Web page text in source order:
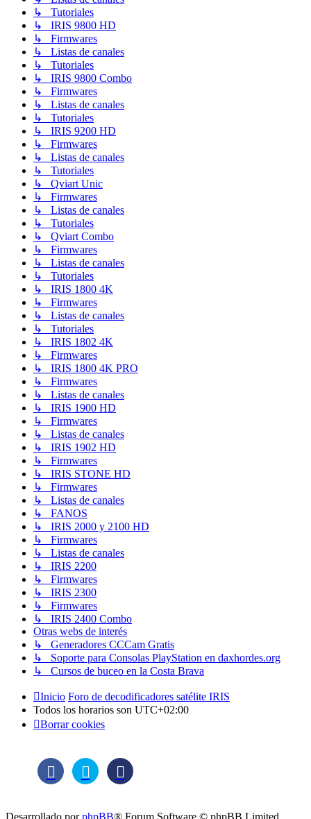
↳ Tutoriales
↳ IRIS 9800 HD
↳ Firmwares
↳ Listas de canales
↳ Tutoriales
↳ IRIS 9800 Combo
↳ Firmwares
↳ Listas de canales
↳ Tutoriales
↳ IRIS 9200 HD
↳ Firmwares
↳ Listas de canales
↳ Tutoriales
↳ Qviart Unic
↳ Firmwares
↳ Listas de canales
↳ Tutoriales
↳ Qviart Combo
↳ Firmwares
↳ Listas de canales
↳ Tutoriales
↳ IRIS 1800 4K
↳ Firmwares
↳ Listas de canales
↳ Tutoriales
↳ IRIS 1802 4K
↳ Firmwares
↳ IRIS 1800 4K PRO
↳ Firmwares
↳ Listas de canales
↳ IRIS 1900 HD
↳ Firmwares
↳ Listas de canales
↳ IRIS 1902 HD
↳ Firmwares
↳ IRIS STONE HD
↳ Firmwares
↳ Listas de canales
↳ FANOS
↳ IRIS 2000 y 2100 HD
↳ Firmwares
↳ Listas de canales
↳ IRIS 2200
↳ Firmwares
↳ IRIS 2300
↳ Firmwares
↳ IRIS 2400 Combo
Otras webs de interés
↳ Generadores CCCam Gratis
↳ Soporte para Consolas PlayStation en daxhordes.org
↳ Cursos de buceo en la Costa Brava
Inicio Foro de decodificadores satélite IRIS
Todos los horarios son UTC+02:00
Borrar cookies